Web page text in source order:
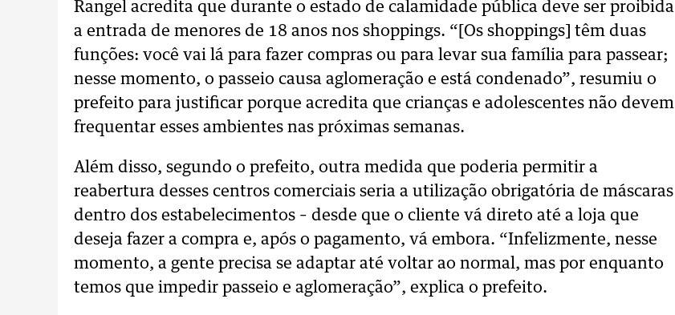
Rangel acredita que durante o estado de calamidade pública deve ser proibida
a entrada de menores de 18 anos nos shoppings. “[Os shoppings] têm duas
funções: você vai lá para fazer compras ou para levar sua família para passear;
nesse momento, o passeio causa aglomeração e está condenado”, resumiu o
prefeito para justificar porque acredita que crianças e adolescentes não devem
frequentar esses ambientes nas próximas semanas.
Além disso, segundo o prefeito, outra medida que poderia permitir a
reabertura desses centros comerciais seria a utilização obrigatória de máscaras
dentro dos estabelecimentos – desde que o cliente vá direto até a loja que
deseja fazer a compra e, após o pagamento, vá embora. “Infelizmente, nesse
momento, a gente precisa se adaptar até voltar ao normal, mas por enquanto
temos que impedir passeio e aglomeração”, explica o prefeito.